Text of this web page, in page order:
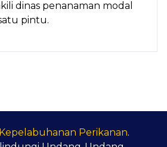
dinas penanaman modal
pintu.
Perikanan.